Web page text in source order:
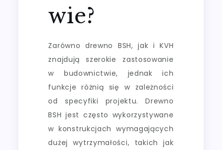
wie?
Zarówno drewno BSH, jak i KVH
znajdują szerokie zastosowanie
w budownictwie, jednak ich
funkcje różnią się w zależności
od specyfiki projektu. Drewno
BSH jest często wykorzystywane
w konstrukcjach wymagających
dużej wytrzymałości, takich jak